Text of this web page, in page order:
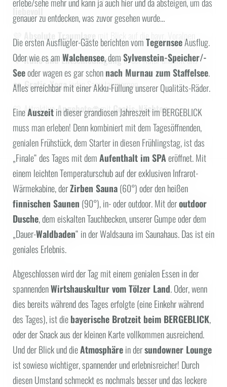
genauer zu entdecken, was zuvor gesehen wurde…
Die ersten Ausflügler-Gäste berichten vomTegernseeAusflug.
Oder wie es amWalchensee, demSylvenstein-Speicher/-
Seeoder wagen es gar schonnach Murnau zum Staffelsee.
Alles erreichbar mit einer Akku-Füllung unserer Qualitäts-Räder.
EineAuszeitin dieser grandiosen Jahreszeit im BERGEBLICK
muss man erleben! Denn kombiniert mit dem Tagesöffnenden,
genialen Frühstück, dem Starter in diesen Frühlingstag, ist das
„Finale“ des Tages mit demAufenthalt im SPAeröffnet. Mit
einem leichten Temperaturschub auf der exklusiven Infrarot-
Wärmekabine, derZirben Sauna(60°) oder den heißen
finnischen Saunen (90°), in- oder outdoor. Mit deroutdoor
Dusche, dem eiskalten Tauchbecken, unserer Gumpe oder dem
„Dauer-Waldbaden“ in der Waldsauna im Saunahaus. Das ist ein
geniales Erlebnis.
Abgeschlossen wird der Tag mit einem genialen Essen in der
spannendenWirtshauskultur vom Tölzer Land. Oder, wenn
dies bereits während des Tages erfolgte (eine Einkehr während
des Tages), ist diebayerische Brotzeit beim BERGEBLICK,
oder der Snack aus der kleinen Karte vollkommen ausreichend.
Und der Blick und dieAtmosphärein dersundowner Lounge
ist sowieso wichtiger, spannender und erlebnisreicher! Durch
diesen Umstand schmeckt es nochmals besser und das leckere
liebevoll
💜
Absolute Traumlage
mit Blick auf die bayr. Voralpen
💜Ruhe und Entschleunigungin der Natur und mit uns
❤️ Gratis-Yogajeden Samstagmorgen
💛 Attraktive-Angebote🐞mitGratis-Nächten
HÄUFIGE SUCHANFRAGEN
Angebote Zimmer